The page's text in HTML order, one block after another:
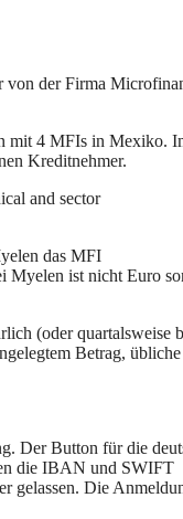
von der Firma
mit 4 MFIs in Mexiko.
Kreditnehmer.
and sector
das MFI
Myelen ist nicht Euro
(oder quartalsweise
Betrag, übliche
Der Button für die
die IBAN und SWIFT
gelassen. Die